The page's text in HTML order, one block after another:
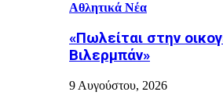
Αθλητικά Νέα
«Πωλείται στην
Βιλερμπάν»
9 Αυγούστου, 2026